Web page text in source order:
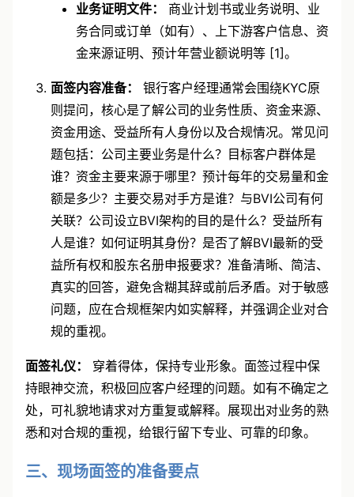
业务证明文件：
商业计划书或业务说明、业
务合同或订单（如有）、上下游客户信息、资
金来源证明、预计年营业额说明等 [1]。
面签内容准备：
银行客户经理通常会围绕KYC原
则提问，核心是了解公司的业务性质、资金来源、
资金用途、受益所有人身份以及合规情况。常见问
题包括：公司主要业务是什么？目标客户群体是
谁？资金主要来源于哪里？预计每年的交易量和金
额是多少？主要交易对手方是谁？与BVI公司有何
关联？公司设立BVI架构的目的是什么？受益所有
人是谁？如何证明其身份？是否了解BVI最新的受
益所有权和股东名册申报要求？准备清晰、简洁、
真实的回答，避免含糊其辞或前后矛盾。对于敏感
问题，应在合规框架内如实解释，并强调企业对合
规的重视。
面签礼仪：
穿着得体，保持专业形象。面签过程中保
持眼神交流，积极回应客户经理的问题。如有不确定之
处，可礼貌地请求对方重复或解释。展现出对业务的熟
悉和对合规的重视，给银行留下专业、可靠的印象。
三、现场面签的准备要点